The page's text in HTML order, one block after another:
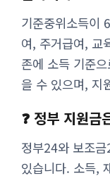
기준중위소득이
여, 주거급여, 교
존에 소득 기준
을 수 있으며, 지
❓ 정부 지원
정부24와 보조
있습니다. 소득,